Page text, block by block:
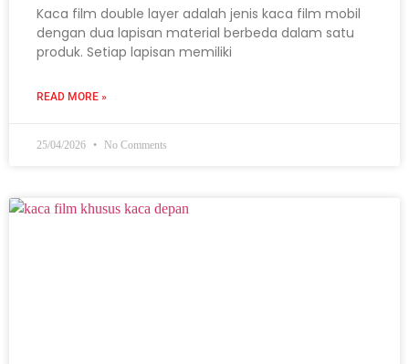
Kaca film double layer adalah jenis kaca film mobil
dengan dua lapisan material berbeda dalam satu
produk. Setiap lapisan memiliki
READ MORE »
25/04/2026 No Comments